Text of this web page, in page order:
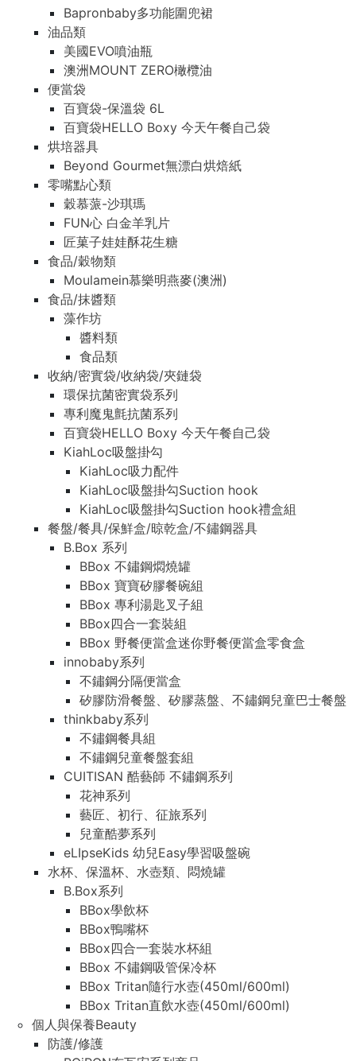
Bapronbaby多功能圍兜裙
油品類
美國EVO噴油瓶
澳洲MOUNT ZERO橄欖油
便當袋
百寶袋-保溫袋 6L
百寶袋HELLO Boxy 今天午餐自己袋
烘培器具
Beyond Gourmet無漂白烘焙紙
零嘴點心類
穀慕蒎-沙琪瑪
FUN心 白金羊乳片
匠菓子娃娃酥花生糖
食品/穀物類
Moulamein慕樂明燕麥(澳洲)
食品/抹醬類
藻作坊
醬料類
食品類
收納/密實袋/收納袋/夾鏈袋
環保抗菌密實袋系列
專利魔鬼氈抗菌系列
百寶袋HELLO Boxy 今天午餐自己袋
KiahLoc吸盤掛勾
KiahLoc吸力配件
KiahLoc吸盤掛勾Suction hook
KiahLoc吸盤掛勾Suction hook禮盒組
餐盤/餐具/保鮮盒/晾乾盒/不鏽鋼器具
B.Box 系列
BBox 不鏽鋼燜燒罐
BBox 寶寶矽膠餐碗組
BBox 專利湯匙叉子組
BBox四合一套裝組
BBox 野餐便當盒迷你野餐便當盒零食盒
innobaby系列
不鏽鋼分隔便當盒
矽膠防滑餐盤、矽膠蒸盤、不鏽鋼兒童巴士餐盤
thinkbaby系列
不鏽鋼餐具組
不鏽鋼兒童餐盤套組
CUITISAN 酷藝師 不鏽鋼系列
花神系列
藝匠、初行、征旅系列
兒童酷夢系列
eLIpseKids 幼兒Easy學習吸盤碗
水杯、保溫杯、水壺類、悶燒罐
B.Box系列
BBox學飲杯
BBox鴨嘴杯
BBox四合一套裝水杯組
BBox 不鏽鋼吸管保冷杯
BBox Tritan隨行水壺(450ml/600ml)
BBox Tritan直飲水壺(450ml/600ml)
個人與保養Beauty
防護/修護